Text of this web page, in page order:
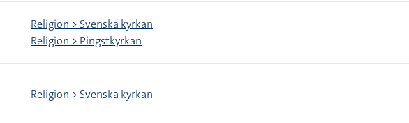
Religion > Svenska kyrkan
Religion > Pingstkyrkan
Religion > Svenska kyrkan